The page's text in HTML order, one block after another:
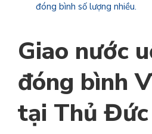
đóng bình số lượng nhiều.
Giao nước
đóng bình
tại Thủ Đức